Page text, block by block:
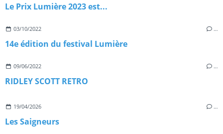
Le Prix Lumière 2023 est...
03/10/2022 …
14e édition du festival Lumière
09/06/2022 …
RIDLEY SCOTT RETRO
19/04/2026 …
Les Saigneurs